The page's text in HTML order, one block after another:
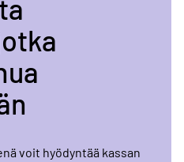
voit hyödyntää kassan